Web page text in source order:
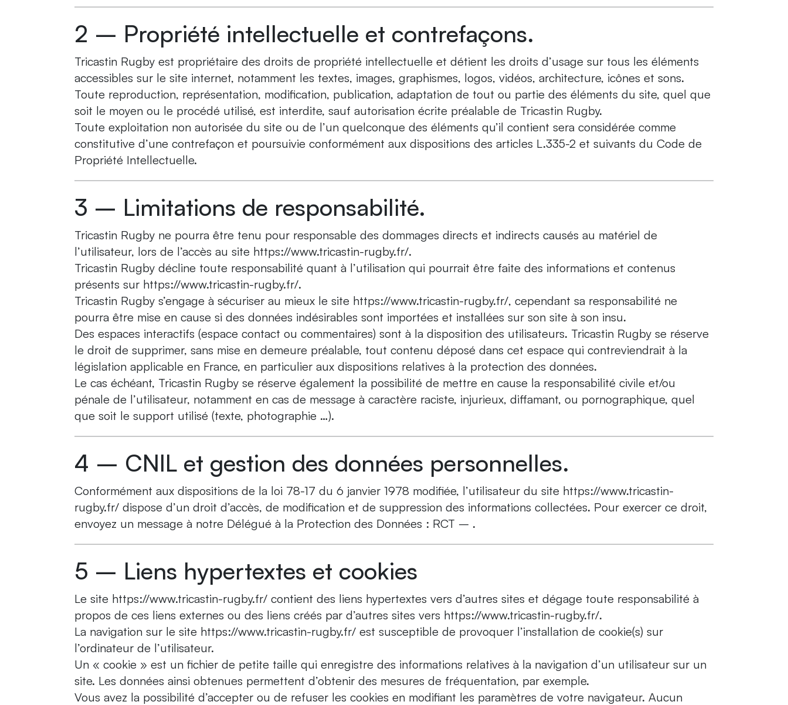
2 – Propriété intellectuelle et contrefaçons.
Tricastin Rugby est propriétaire des droits de propriété intellectuelle et détient les droits d’usage sur tous les éléments
accessibles sur le site internet, notamment les textes, images, graphismes, logos, vidéos, architecture, icônes et sons.
Toute reproduction, représentation, modification, publication, adaptation de tout ou partie des éléments du site, quel que
soit le moyen ou le procédé utilisé, est interdite, sauf autorisation écrite préalable de Tricastin Rugby.
Toute exploitation non autorisée du site ou de l’un quelconque des éléments qu’il contient sera considérée comme
constitutive d’une contrefaçon et poursuivie conformément aux dispositions des articles L.335-2 et suivants du Code de
Propriété Intellectuelle.
3 – Limitations de responsabilité.
Tricastin Rugby ne pourra être tenu pour responsable des dommages directs et indirects causés au matériel de
l’utilisateur, lors de l’accès au site https://www.tricastin-rugby.fr/.
Tricastin Rugby décline toute responsabilité quant à l’utilisation qui pourrait être faite des informations et contenus
présents sur https://www.tricastin-rugby.fr/.
Tricastin Rugby s’engage à sécuriser au mieux le site https://www.tricastin-rugby.fr/, cependant sa responsabilité ne
pourra être mise en cause si des données indésirables sont importées et installées sur son site à son insu.
Des espaces interactifs (espace contact ou commentaires) sont à la disposition des utilisateurs. Tricastin Rugby se réserve
le droit de supprimer, sans mise en demeure préalable, tout contenu déposé dans cet espace qui contreviendrait à la
législation applicable en France, en particulier aux dispositions relatives à la protection des données.
Le cas échéant, Tricastin Rugby se réserve également la possibilité de mettre en cause la responsabilité civile et/ou
pénale de l’utilisateur, notamment en cas de message à caractère raciste, injurieux, diffamant, ou pornographique, quel
que soit le support utilisé (texte, photographie …).
4 – CNIL et gestion des données personnelles.
Conformément aux dispositions de la loi 78-17 du 6 janvier 1978 modifiée, l’utilisateur du site https://www.tricastin-
rugby.fr/ dispose d’un droit d’accès, de modification et de suppression des informations collectées. Pour exercer ce droit,
envoyez un message à notre Délégué à la Protection des Données : RCT – .
5 – Liens hypertextes et cookies
Le site https://www.tricastin-rugby.fr/ contient des liens hypertextes vers d’autres sites et dégage toute responsabilité à
propos de ces liens externes ou des liens créés par d’autres sites vers https://www.tricastin-rugby.fr/.
La navigation sur le site https://www.tricastin-rugby.fr/ est susceptible de provoquer l’installation de cookie(s) sur
l’ordinateur de l’utilisateur.
Un « cookie » est un fichier de petite taille qui enregistre des informations relatives à la navigation d’un utilisateur sur un
site. Les données ainsi obtenues permettent d’obtenir des mesures de fréquentation, par exemple.
Vous avez la possibilité d’accepter ou de refuser les cookies en modifiant les paramètres de votre navigateur. Aucun